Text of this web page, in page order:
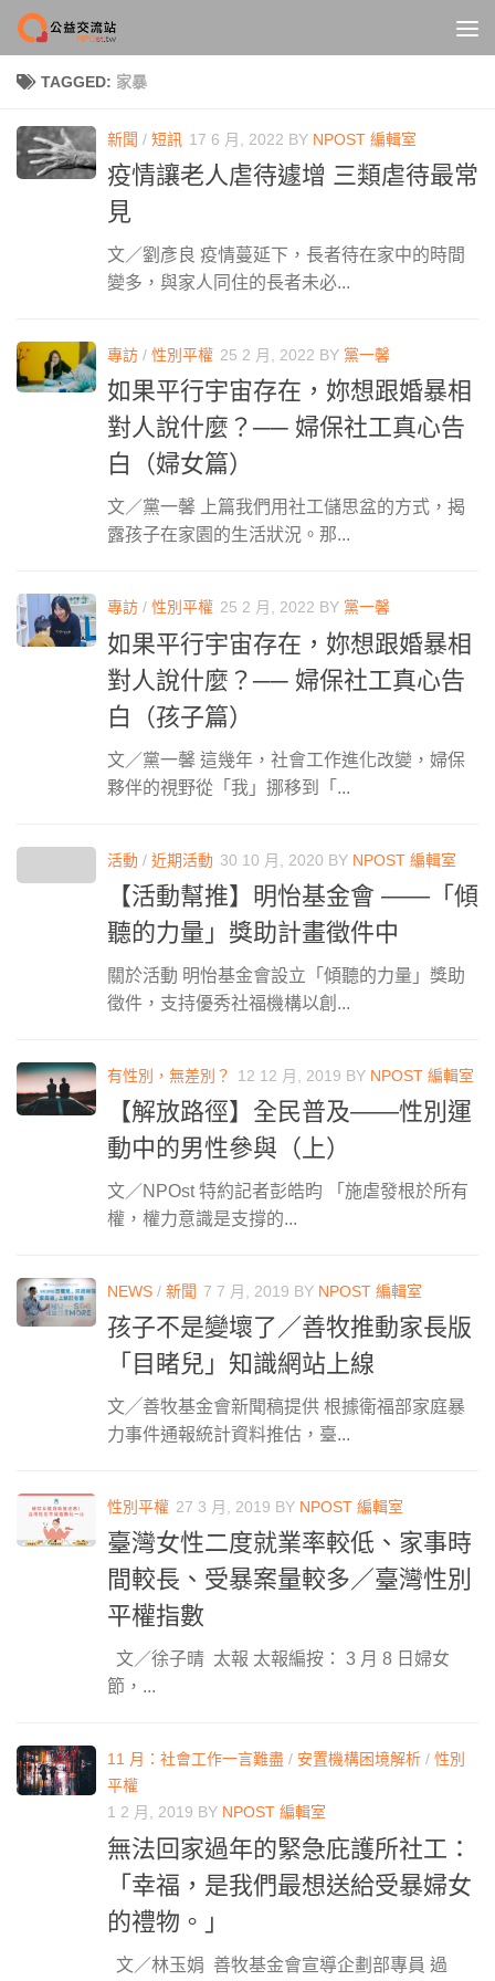
Skip to content
TAGGED: 家暴
新聞 / 短訊 17 6 月, 2022 BY NPOST 編輯室
疫情讓老人虐待遽增 三類虐待最常
見
文／劉彥良 疫情蔓延下，長者待在家中的時間
變多，與家人同住的長者未必...
專訪 / 性別平權 25 2 月, 2022 BY 黨一馨
如果平行宇宙存在，妳想跟婚暴相
對人說什麼？── 婦保社工真心告
白（婦女篇）
文／黨一馨 上篇我們用社工儲思盆的方式，揭
露孩子在家園的生活狀況。那...
專訪 / 性別平權 25 2 月, 2022 BY 黨一馨
如果平行宇宙存在，妳想跟婚暴相
對人說什麼？── 婦保社工真心告
白（孩子篇）
文／黨一馨 這幾年，社會工作進化改變，婦保
夥伴的視野從「我」挪移到「...
活動 / 近期活動 30 10 月, 2020 BY NPOST 編輯室
【活動幫推】明怡基金會 ——「傾
聽的力量」獎助計畫徵件中
關於活動 明怡基金會設立「傾聽的力量」獎助
徵件，支持優秀社福機構以創...
有性別，無差別？ 12 12 月, 2019 BY NPOST 編輯室
【解放路徑】全民普及——性別運
動中的男性參與（上）
文／NPOst 特約記者彭皓昀 「施虐發根於所有
權，權力意識是支撐的...
NEWS / 新聞 7 7 月, 2019 BY NPOST 編輯室
孩子不是變壞了／善牧推動家長版
「目睹兒」知識網站上線
文╱善牧基金會新聞稿提供 根據衛福部家庭暴
力事件通報統計資料推估，臺...
性別平權 27 3 月, 2019 BY NPOST 編輯室
臺灣女性二度就業率較低、家事時
間較長、受暴案量較多／臺灣性別
平權指數
文／徐子晴 太報 太報編按： 3 月 8 日婦女
節，...
11 月：社會工作一言難盡 / 安置機構困境解析 / 性別
平權
1 2 月, 2019 BY NPOST 編輯室
無法回家過年的緊急庇護所社工：
「幸福，是我們最想送給受暴婦女
的禮物。」
文／林玉娟 善牧基金會宣導企劃部專員 過